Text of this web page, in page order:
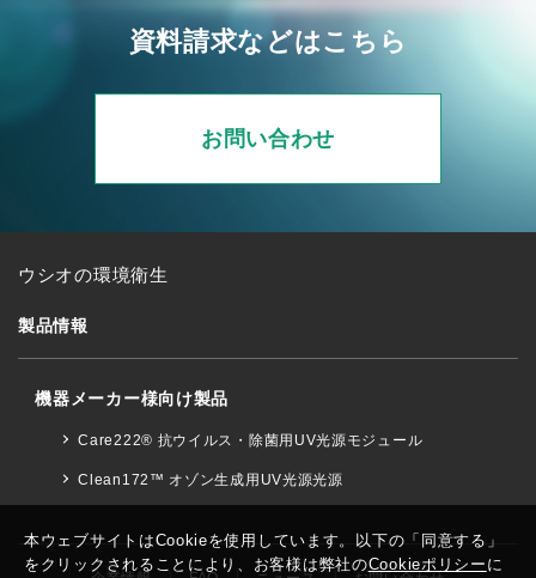
資料請求などはこちら
お問い合わせ
ウシオの環境衛生
製品情報
機器メーカー様向け製品
Care222® 抗ウイルス・除菌用UV光源モジュール
Clean172™ オゾン生成用UV光源光源
本ウェブサイトはCookieを使用しています。以下の「同意する」
をクリックされることにより、お客様は弊社のCookieポリシー に